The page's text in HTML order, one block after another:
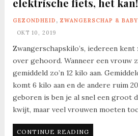
elektrische fiets, het kan!
GEZONDHEID , ZWANGERSCHAP & BABY
OKT 10, 2019
Zwangerschapskilo’s, iedereen
over gehoord. Wanneer een vrouw
gemiddeld zo’n 12 kilo aan.
komt 6 kilo aan en de andere ruim
geboren is ben je al snel een groot
kwijt, maar veel vrouwen moeten
CONTINUE READING